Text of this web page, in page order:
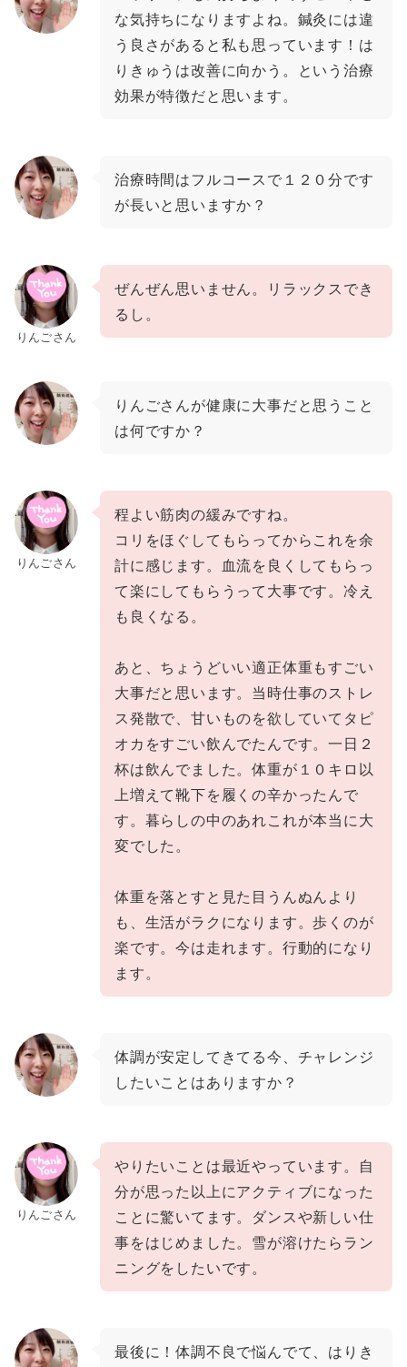
な気持ちになりますよね。鍼灸には違
う良さがあると私も思っています ！は
りきゅうは改善に向かう 。
という治療
効果が特徴だと思います。
治療時間はフルコースで１２０分です
が長いと思いますか？
りんごさん
ぜんぜん思いません。リラックスでき
るし。
りんごさんが健康に大事だと思うこと
は何ですか？
りんごさん
程よい筋肉の緩みですね。
コリをほぐしてもらってからこれを余
計に感じます。血流を良くしてもらっ
て楽にしてもらうって大事です。冷え
も良くなる。
あと、ちょうどいい適正体重もすごい
大事だと思います。当時仕事のストレ
ス発散で、甘いものを欲していてタピ
オカをすごい飲んでたんです。一日２
杯は飲んでました。体重が１０キロ以
上増えて靴下を履くの辛かったんで
す。暮らしの中のあれこれが本当に大
変でした。
体重を落とすと見た目うんぬんより
も、生活がラクになります。歩くのが
楽です。今は走れます。行動的になり
ます。
体調が安定 してきてる今、チャレンジ
したいことはありますか？
りんごさん
やりたいことは最近やっています。自
分が思った以上にアクティブになった
ことに驚いてます。ダンスや新しい仕
事をはじめました。雪が溶けたらラン
ニングをしたいです。
最後に！体調不良で悩んでて、はりき